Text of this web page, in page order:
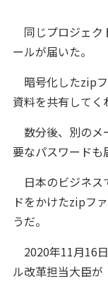
同じプロジェク
ールが届いた。
暗号化したzipフ
資料を共有してく
数分後、別のメ
要なパスワードも
日本のビジネス
ドをかけたzipフ
うだ。
2020年11月16
ル改革担当大臣が